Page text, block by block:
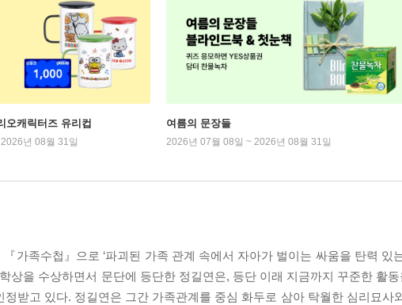
오캐릭터즈 유리컵
년 08월 31일
여름의 문장들
2026년 07월 08일 ~ 2026년 08월 31일
『가족수첩』으로 ‘파괴된 가족 관계 속에서 자아가 벌이는 싸움을 탄력 있
상을 수상하면서 문단에 등단한 정길연은, 등단 이래 지금까지 꾸준한 활
정받고 있다. 정길연은 그간 가족관계를 중심 화두로 삼아 탁월한 심리묘사